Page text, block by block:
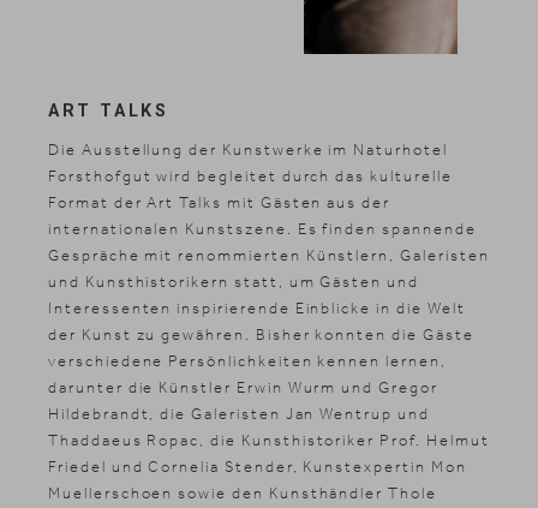
ART TALKS
Die Ausstellung der Kunstwerke im Naturhotel
Forsthofgut wird begleitet durch das kulturelle
Format der Art Talks mit Gästen aus der
internationalen Kunstszene. Es finden spannende
Gespräche mit renommierten Künstlern, Galeristen
und Kunsthistorikern statt, um Gästen und
Interessenten inspirierende Einblicke in die Welt
der Kunst zu gewähren. Bisher konnten die Gäste
verschiedene Persönlichkeiten kennen lernen,
darunter die Künstler Erwin Wurm und Gregor
Hildebrandt, die Galeristen Jan Wentrup und
Thaddaeus Ropac, die Kunsthistoriker Prof. Helmut
Friedel und Cornelia Stender, Kunstexpertin Mon
Muellerschoen sowie den Kunsthändler Thole